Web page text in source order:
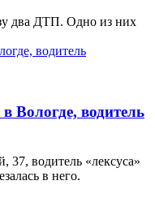
два ДТП. Одно из них
Вологде, водитель
37, водитель «лексуса»
в него.